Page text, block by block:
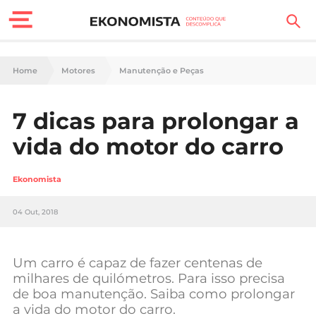
Finanças Pessoais
Carreira
Tecnologia
Negócios
Home Motores Manutenção e Peças
7 dicas para prolongar a
vida do motor do carro
Ekonomista
04 Out, 2018
Um carro é capaz de fazer centenas de
milhares de quilómetros. Para isso precisa
de boa manutenção. Saiba como prolongar
a vida do motor do carro.